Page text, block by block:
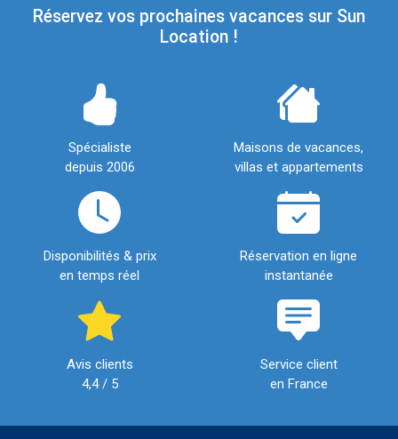
Réservez vos prochaines vacances sur Sun
Location !
Spécialiste
depuis 2006
Maisons de vacances,
villas et appartements
Disponibilités & prix
en temps réel
Réservation en ligne
instantanée
Avis clients
4,4 / 5
Service client
en France